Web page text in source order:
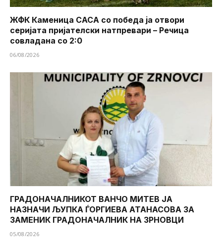
ЖФК Каменица САСА со победа ја отвори
серијата пријателски натпревари – Речица
совладана со 2:0
06/08/2026
ГРАДОНАЧАЛНИКОТ ВАНЧО МИТЕВ ЈА
НАЗНАЧИ ЉУПКА ЃОРГИЕВА АТАНАСОВА ЗА
ЗАМЕНИК ГРАДОНАЧАЛНИК НА ЗРНОВЦИ
05/08/2026